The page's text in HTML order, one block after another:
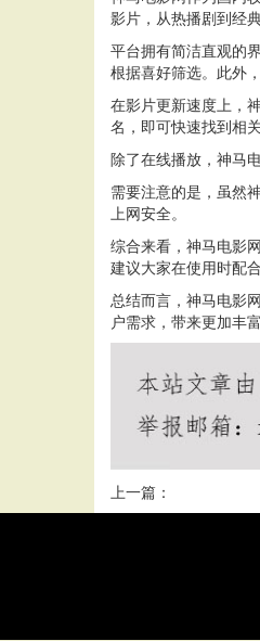
影片，从热播剧到经
平台拥有简洁直观的
根据喜好筛选。此外
在影片更新速度上，
名，即可快速找到相
除了在线播放，神马
需要注意的是，虽然
上网安全。
综合来看，神马电影
建议大家在使用时配
总结而言，神马电影
户需求，带来更加丰
上一篇：